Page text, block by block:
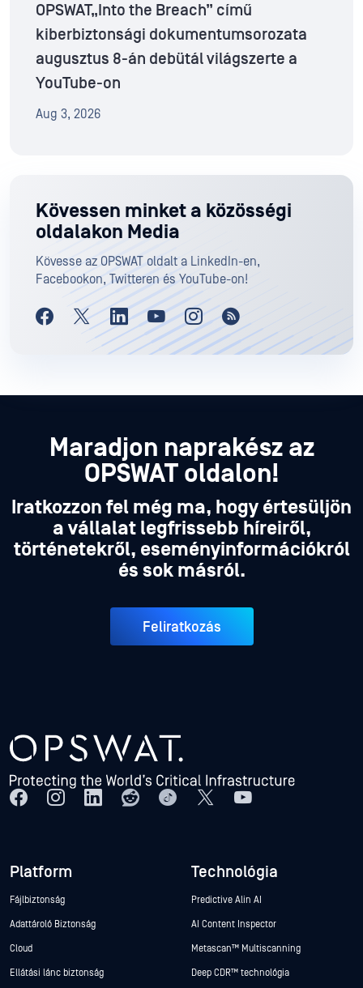
OPSWAT„Into the Breach” című
kiberbiztonsági dokumentumsorozata
augusztus 8-án debütál világszerte a
YouTube-on
Aug 3, 2026
Kövessen minket a közösségi
oldalakon Media
Kövesse az OPSWAT oldalt a LinkedIn-en,
Facebookon, Twitteren és YouTube-on!
Maradjon naprakész az
OPSWAT oldalon!
Iratkozzon fel még ma, hogy értesüljön
a vállalat legfrissebb híreiről,
történetekről, eseményinformációkról
és sok másról.
Feliratkozás
Platform
Fájlbiztonság
Adattároló Biztonság
Cloud
Ellátási lánc biztonság
Technológia
Predictive Alin AI
AI Content Inspector
Metascan™ Multiscanning
Deep CDR™ technológia